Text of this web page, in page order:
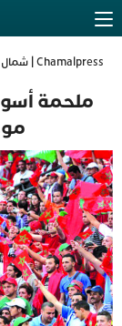
Chamalpress | شمال بريس
ملحمة